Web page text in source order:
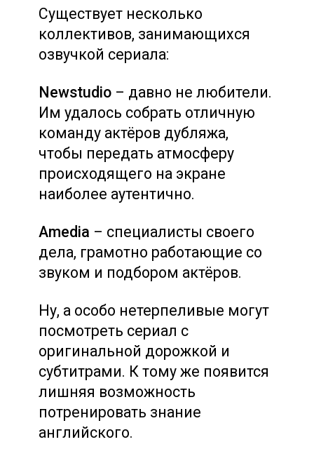
Существует несколько
коллективов, занимающихся
озвучкой сериала:
Newstudio – давно не любители.
Им удалось собрать отличную
команду актёров дубляжа,
чтобы передать атмосферу
происходящего на экране
наиболее аутентично.
Amedia – специалисты своего
дела, грамотно работающие со
звуком и подбором актёров.
Ну, а особо нетерпеливые могут
посмотреть сериал с
оригинальной дорожкой и
субтитрами. К тому же появится
лишняя возможность
потренировать знание
английского.